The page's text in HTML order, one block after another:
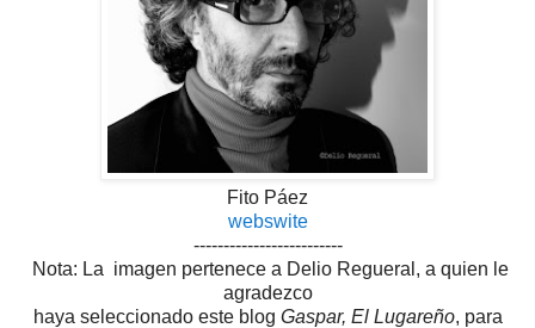
Fito Páez
webswite
-------------------------
Nota: La imagen pertenece a Delio Regueral, a quien le
agradezco
haya seleccionado este blog Gaspar, El Lugareño, para